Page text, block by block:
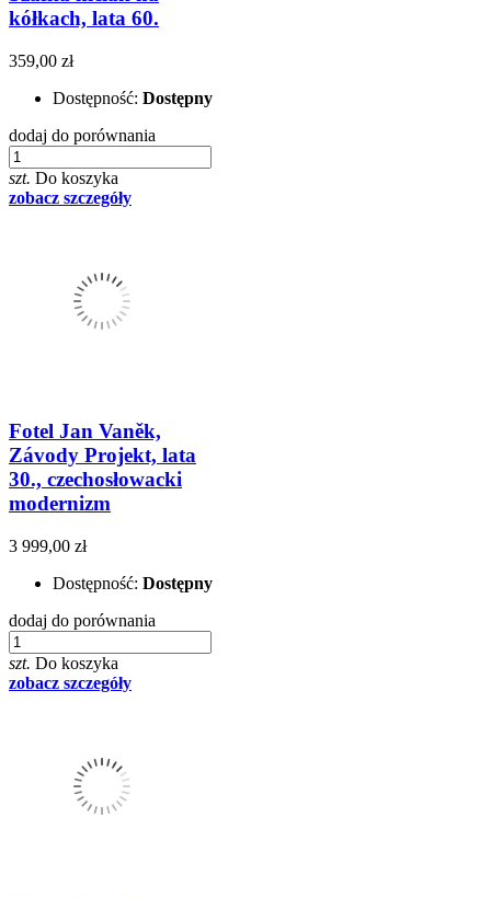
kółkach, lata 60.
359,00 zł
Dostępność: Dostępny
dodaj do porównania
szt. Do koszyka
zobacz szczegóły
Fotel Jan Vaněk,
Závody Projekt, lata
30., czechosłowacki
modernizm
3 999,00 zł
Dostępność: Dostępny
dodaj do porównania
szt. Do koszyka
zobacz szczegóły